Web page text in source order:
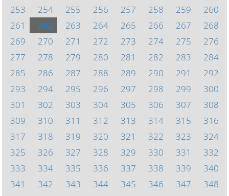
253
254 255 256 257 258 259
260
261
262 263 264 265 266 267
268
269
270 271 272 273 274 275
276
277
278 279 280 281 282 283
284
285
286 287 288 289 290 291
292
293
294 295 296 297 298 299
300
301
302 303 304 305 306 307
308
309
310 311 312 313 314 315
316
317
318 319 320 321 322 323
324
325
326 327 328 329 330 331
332
333
334 335 336 337 338 339
340
341
342 343 344 345 346 347
348